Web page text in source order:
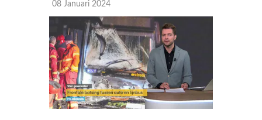
08 Januari 2024